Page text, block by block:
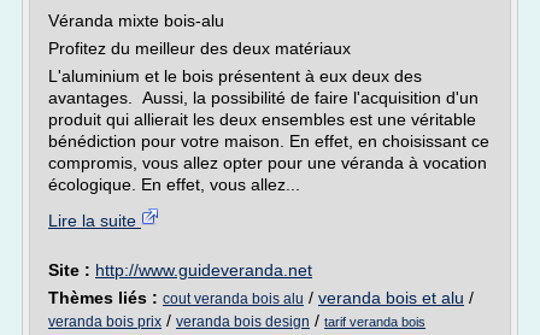
Véranda mixte bois-alu
Profitez du meilleur des deux matériaux
L'aluminium et le bois présentent à eux deux des
avantages. Aussi, la possibilité de faire l'acquisition d'un
produit qui allierait les deux ensembles est une véritable
bénédiction pour votre maison. En effet, en choisissant ce
compromis, vous allez opter pour une véranda à vocation
écologique. En effet, vous allez...
Lire la suite
Site : http://www.guideveranda.net
Thèmes liés : cout veranda bois alu / veranda bois et alu /
veranda bois prix / veranda bois design / tarif veranda bois